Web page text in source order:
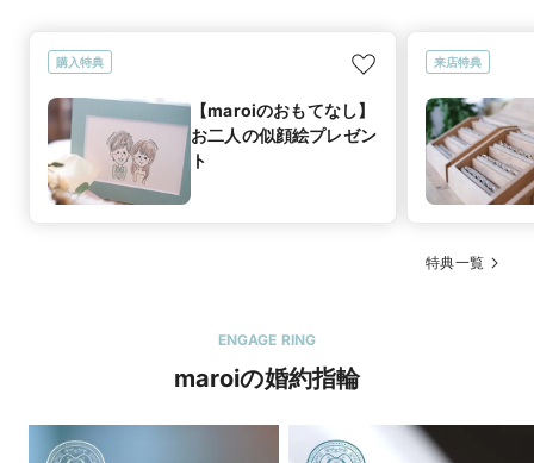
購入特典
【maroiのおもてなし】
お二人の似顔絵プレゼン
ト
来店特典
特典一覧
ENGAGE RING
maroiの婚約指輪